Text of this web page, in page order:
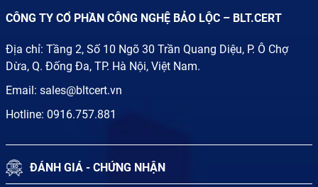
CÔNG TY CỔ PHẦN CÔNG NGHỆ BẢO LỘC – BLT.CERT
Địa chỉ: Tầng 2, Số 10 Ngõ 30 Trần Quang Diệu, P. Ô Chợ
Dừa, Q. Đống Đa, TP. Hà Nội, Việt Nam.
Email: sales@bltcert.vn
Hotline: 0916.757.881
ĐÁNH GIÁ - CHỨNG NHẬN